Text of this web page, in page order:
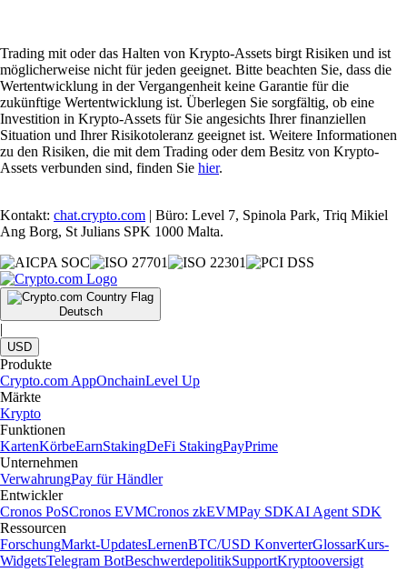
Trading mit oder das Halten von Krypto-Assets birgt Risiken und ist
möglicherweise nicht für jeden geeignet. Bitte beachten Sie, dass die
Wertentwicklung in der Vergangenheit keine Garantie für die
zukünftige Wertentwicklung ist. Überlegen Sie sorgfältig, ob eine
Investition in Krypto-Assets für Sie angesichts Ihrer finanziellen
Situation und Ihrer Risikotoleranz geeignet ist. Weitere Informationen
zu den Risiken, die mit dem Trading oder dem Besitz von Krypto-
Assets verbunden sind, finden Sie hier.
Kontakt: chat.crypto.com | Büro: Level 7, Spinola Park, Triq Mikiel
Ang Borg, St Julians SPK 1000 Malta.
Deutsch
|
USD
Produkte
Crypto.com AppOnchainLevel Up
Märkte
Krypto
Funktionen
KartenKörbeEarnStakingDeFi StakingPayPrime
Unternehmen
VerwahrungPay für Händler
Entwickler
Cronos PoSCronos EVMCronos zkEVMPay SDKAI Agent SDK
Ressourcen
ForschungMarkt-UpdatesLernenBTC/USD KonverterGlossarKurs-
WidgetsTelegram BotBeschwerdepolitikSupportKryptooversigt